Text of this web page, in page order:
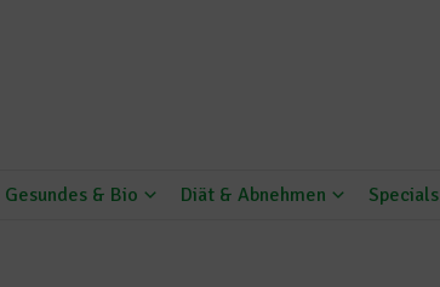
Gesundes & Bio Diät & Abnehmen Specials